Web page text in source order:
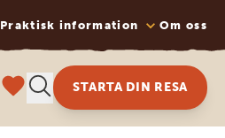
Praktisk information Om oss
STARTA DIN RESA